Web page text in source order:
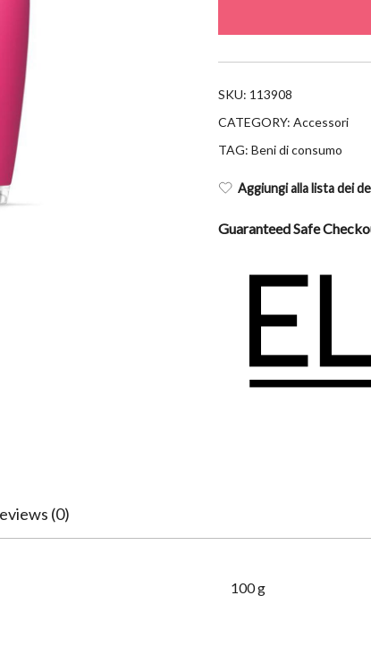
SKU: 113908
CATEGORY: Accessori
TAG: Beni di consumo
Aggiungi alla lista dei
Guaranteed Safe
(0)
100 g